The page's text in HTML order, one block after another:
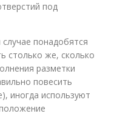
под
понадобятся
столько же, сколько
разметки
повесить
иногда используют